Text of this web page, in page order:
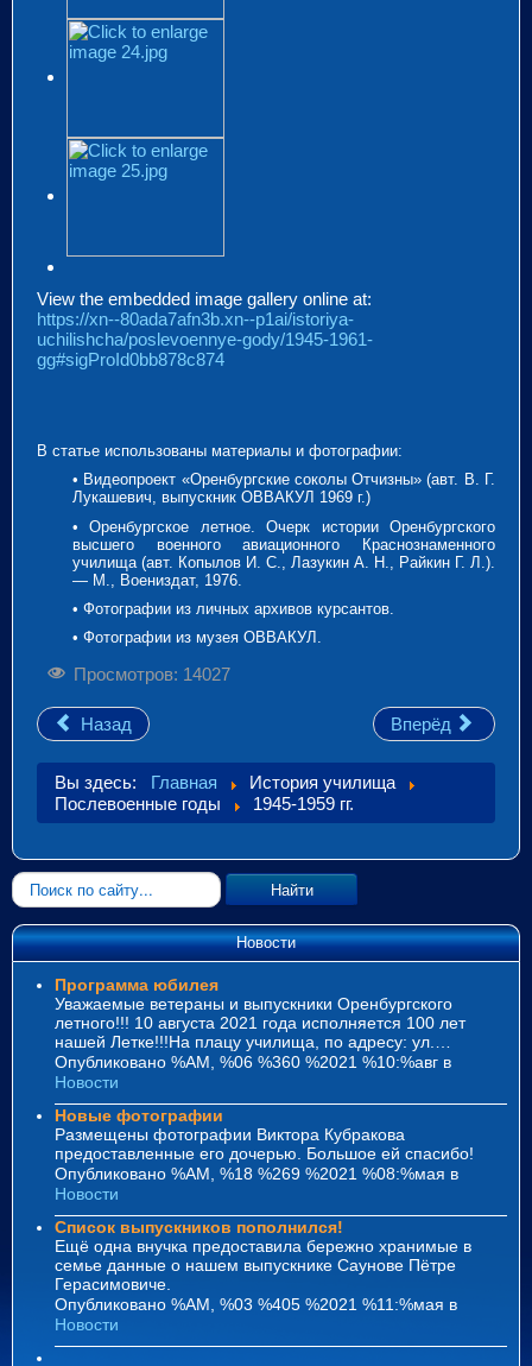
View the embedded image gallery online at:
https://xn--80ada7afn3b.xn--p1ai/istoriya-
uchilishcha/poslevoennye-gody/1945-1961-
gg#sigProId0bb878c874
В статье использованы материалы и фотографии:
• Видеопроект «Оренбургские соколы Отчизны» (авт. В. Г.
Лукашевич, выпускник ОВВАКУЛ 1969 г.)
• Оренбургское летное. Очерк истории Оренбургского
высшего военного авиационного Краснознаменного
училища (авт. Копылов И. С., Лазукин А. Н., Райкин Г. Л.).
— М., Воениздат, 1976.
• Фотографии из личных архивов курсантов.
• Фотографии из музея ОВВАКУЛ.
Просмотров: 14027
Назад Вперёд
Вы здесь: Главная
История училища
Послевоенные годы
1945-1959 гг.
Искать... Найти
Новости
Программа юбилея
Уважаемые ветераны и выпускники Оренбургского
летного!!! 10 августа 2021 года исполняется 100 лет
нашей Летке!!!На плацу училища, по адресу: ул.…
Опубликовано %AM, %06 %360 %2021 %10:%авг в
Новости
Новые фотографии
Размещены фотографии Виктора Кубракова
предоставленные его дочерью. Большое ей спасибо!
Опубликовано %AM, %18 %269 %2021 %08:%мая в
Новости
Список выпускников пополнился!
Ещё одна внучка предоставила бережно хранимые в
семье данные о нашем выпускнике Саунове Пётре
Герасимовиче.
Опубликовано %AM, %03 %405 %2021 %11:%мая в
Новости